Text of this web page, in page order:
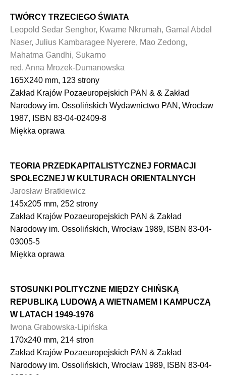
TWÓRCY TRZECIEGO ŚWIATA
Leopold Sedar Senghor, Kwame Nkrumah, Gamal Abdel
Naser, Julius Kambaragee Nyerere, Mao Zedong,
Mahatma Gandhi, Sukarno
red. Anna Mrozek-Dumanowska
165X240 mm, 123 strony
Zakład Krajów Pozaeuropejskich PAN & & Zakład
Narodowy im. Ossolińskich Wydawnictwo PAN, Wrocław
1987, ISBN 83-04-02409-8
Miękka oprawa
TEORIA PRZEDKAPITALISTYCZNEJ FORMACJI
SPOŁECZNEJ W KULTURACH ORIENTALNYCH
Jarosław Bratkiewicz
145x205 mm, 252 strony
Zakład Krajów Pozaeuropejskich PAN & Zakład
Narodowy im. Ossolińskich, Wrocław 1989, ISBN 83-04-
03005-5
Miękka oprawa
STOSUNKI POLITYCZNE MIĘDZY CHIŃSKĄ
REPUBLIKĄ LUDOWĄ A WIETNAMEM I KAMPUCZĄ
W LATACH 1949-1976
Iwona Grabowska-Lipińska
170x240 mm, 214 stron
Zakład Krajów Pozaeuropejskich PAN & Zakład
Narodowy im. Ossolińskich, Wrocław 1989, ISBN 83-04-